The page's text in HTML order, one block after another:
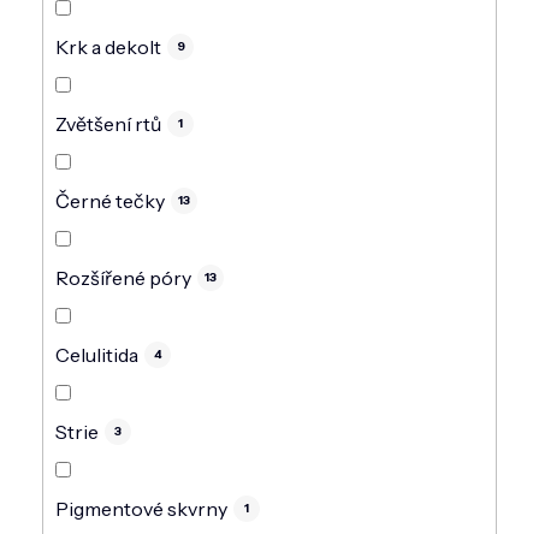
Krk a dekolt 9
Zvětšení rtů 1
Černé tečky 13
Rozšířené póry 13
Celulitida 4
Strie 3
Pigmentové skvrny 1